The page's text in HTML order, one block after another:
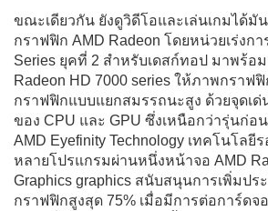
ขณะเดียวกัน ยังดูวิดีโอและเล่นเกมได้มั
กราฟฟิก AMD Radeon โดยหน่วยเร่งก
Series ยุคที่ 2 สำหรับเดสก์ทอป มาพร้อ
Radeon HD 7000 series ให้ภาพกราฟ
กราฟฟิกแบบแยกสมรรถนะสูง ด้วยจุดเด่
ของ CPU และ GPU ซึ่งเหนือกว่ารุ่นก่
AMD Eyefinity Technology เทคโนโลยี
หลายโปรแกรมผ่านหนึ่งหน้าจอ AMD
Graphics graphics สนับสนุนการเพิ่มป
กราฟฟิกสูงสุด 75% เมื่อมีการต่อการ์ดจ